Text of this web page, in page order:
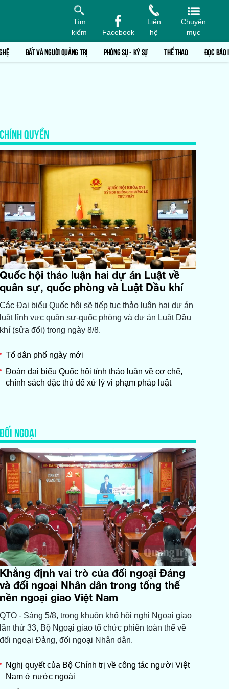
Tìm
kiếm
Facebook
Liên
hệ
Chuyên
mục
ĐẤT VÀ NGƯỜI QUẢNG TRỊ PHÓNG SỰ - KÝ SỰ THỂ THAO ĐỌC BÁO
QUYỀN
hội thảo luận hai dự án Luật về
sự, quốc phòng và Luật Dầu khí
Đại biểu Quốc hội sẽ tiếp tục thảo luận hai dự án
lĩnh vực quân sự-quốc phòng và dự án Luật Dầu
(sửa đổi) trong ngày 8/8.
Tổ dân phố ngày mới
Đoàn đại biểu Quốc hội tỉnh thảo luận về cơ chế,
chính sách đặc thù để xử lý vi phạm pháp luật
NGOẠI
định vai trò của đối ngoại Đảng
đối ngoại Nhân dân trong tổng thể
ngoại giao Việt Nam
- Sáng 5/8, trong khuôn khổ hội nghị Ngoại giao
thứ 33, Bộ Ngoại giao tổ chức phiên toàn thể về
ngoại Đảng, đối ngoại Nhân dân.
Nghị quyết của Bộ Chính trị về công tác người Việt
Nam ở nước ngoài